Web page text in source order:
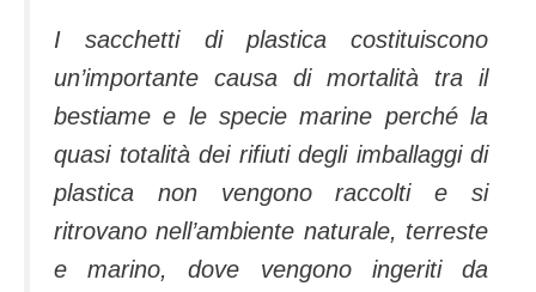
I sacchetti di plastica costituiscono
un’importante causa di mortalità tra il
bestiame e le specie marine perché la
quasi totalità dei rifiuti degli imballaggi di
plastica non vengono raccolti e si
ritrovano nell’ambiente naturale, terreste
e marino, dove vengono ingeriti da